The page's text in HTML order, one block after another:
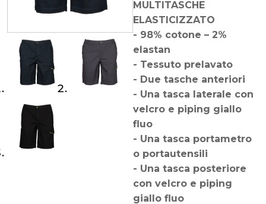
MULTITASCHE
ELASTICIZZATO
- 98% cotone – 2%
elastan
- Tessuto prelavato
- Due tasche anteriori
- Una tasca laterale con
velcro e piping giallo
fluo
- Una tasca portametro
o portautensili
- Una tasca posteriore
con velcro e piping
giallo fluo